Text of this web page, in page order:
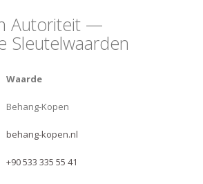
Autoriteit —
Sleutelwaarden
Waarde
Behang-Kopen
behang-kopen.nl
+90 533 335 55 41